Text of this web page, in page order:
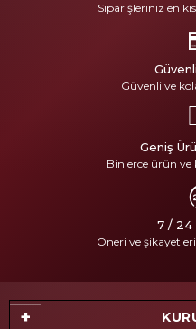
Siparişleriniz en
Güvenli ve
Geniş
Binlerce ürün ve
7 / 24
Öneri ve